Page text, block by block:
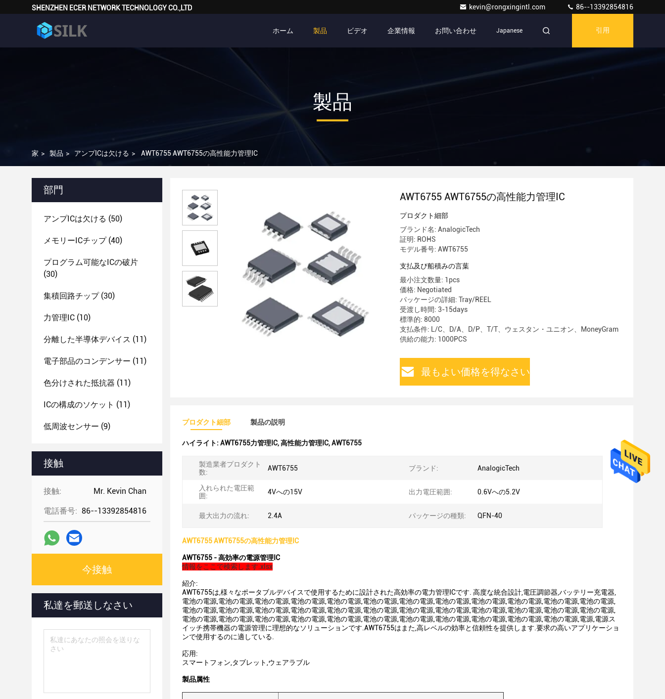
SHENZHEN ECER NETWORK TECHNOLOGY CO.,LTD kevin@rongxingintl.com 86--13392854816
ホーム 製品 ビデオ 企業情報 お問い合わせ Japanese 引用
製品
家 > 製品 > アンプICは欠ける > AWT6755 AWT6755の高性能力管理IC
部門
アンプICは欠ける (50)
メモリーICチップ(40)
プログラム可能なICの破片
(30)
集積回路チップ(30)
力管理IC (10)
分離した半導体デバイス (11)
電子部品のコンデンサー (11)
色分けされた抵抗器 (11)
ICの構成のソケット (11)
低周波センサー (9)
接触
接触: Mr. Kevin Chan
電話番号: 86--13392854816
今接触
私達を郵送しなさい
AWT6755 AWT6755の高性能力管理IC
プロダクト細部
ブランド名: AnalogicTech
証明: ROHS
モデル番号: AWT6755
支払及び船積みの言葉
最小注文数量: 1pcs
価格: Negotiated
パッケージの詳細: Tray/REEL
受渡し時間: 3-15days
標準的: 8000
支払条件: L/C、D/A、D/P、T/T、ウェスタン・ユニオン、MoneyGram
供給の能力: 1000PCS
最もよい価格を得なさい
プロダクト細部 製品の説明
ハイライト: AWT6755力管理IC,高性能力管理IC,AWT6755
製造業者プロダクト
数:
AWT6755 ブランド: AnalogicTech
入れられた電圧範
囲:
4Vへの15V 出力電圧範囲: 0.6Vへの5.2V
最大出力の流れ: 2.4A パッケージの種類: QFN-40
AWT6755 AWT6755の高性能力管理IC
AWT6755 - 高効率の電源管理IC
情報をここで検索します.xlsx
紹介:
AWT6755は,様々なポータブルデバイスで使用するために設計された高効率の電力管理ICです. 高度な統合設計,電圧調節器,バッテリー充電器,
電池の電源,電池の電源,電池の電源,電池の電源,電池の電源,電池の電源,電池の電源,電池の電源,電池の電源,電池の電源,電池の電源,電池の電源,
電池の電源,電池の電源,電池の電源,電池の電源,電池の電源,電池の電源,電池の電源,電池の電源,電池の電源,電池の電源,電池の電源,電池の電源,
電池の電源,電池の電源,電池の電源,電池の電源,電池の電源,電池の電源,電池の電源,電池の電源,電池の電源,電池の電源,電池の電源,電源,電源ス
イッチ携帯機器の電源管理に理想的なソリューションです.AWT6755はまた,高レベルの効率と信頼性を提供します.要求の高いアプリケーショ
ンで使用するのに適している.
応用:
スマートフォン,タブレット,ウェアラブル
製品属性